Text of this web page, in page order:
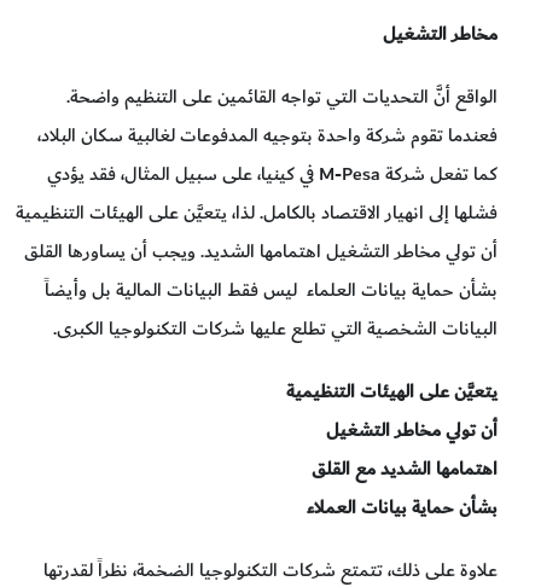
مخاطر التشغيل
الواقع أنَّ التحديات التي تواجه القائمين على التنظيم واضحة.
فعندما تقوم شركة واحدة بتوجيه المدفوعات لغالبية سكان البلاد،
كما تفعل شركة M-Pesa في كينيا، على سبيل المثال، فقد يؤدي
فشلها إلى انهيار الاقتصاد بالكامل. لذا، يتعيَّن على الهيئات التنظيمية
أن تولي مخاطر التشغيل اهتمامها الشديد. ويجب أن يساورها القلق
بشأن حماية بيانات العلماء ليس فقط البيانات المالية بل وأيضاً
البيانات الشخصية التي تطلع عليها شركات التكنولوجيا الكبرى.
يتعيَّن على الهيئات التنظيمية
أن تولي مخاطر التشغيل
اهتمامها الشديد مع القلق
بشأن حماية بيانات العملاء
علاوة على ذلك، تتمتع شركات التكنولوجيا الضخمة، نظراً لقدرتها